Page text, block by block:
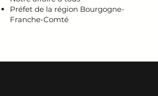
Préfet de la région Bourgogne-
Franche-Comté